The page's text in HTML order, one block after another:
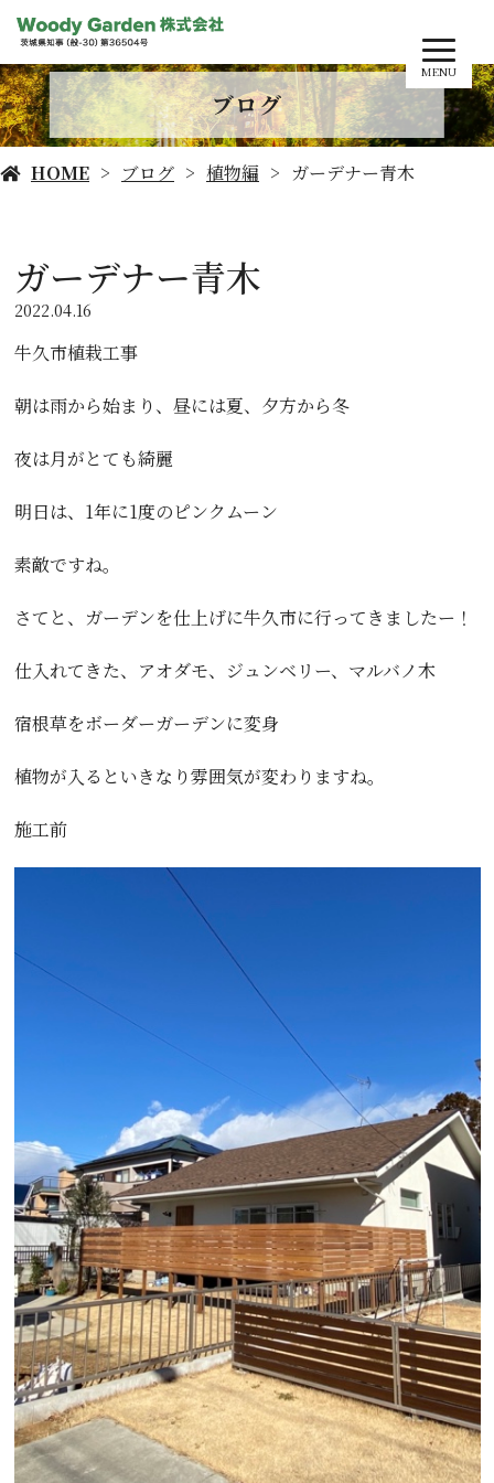
MENU
ブログ
HOME ブログ 植物編 ガーデナー青木
ガーデナー青木
2022.04.16
牛久市植栽工事
朝は雨から始まり、昼には夏、夕方から冬
夜は月がとても綺麗
明日は、1年に1度のピンクムーン
素敵ですね。
さてと、ガーデンを仕上げに牛久市に行ってきましたー！
仕入れてきた、アオダモ、ジュンベリー、マルバノ木
宿根草をボーダーガーデンに変身
植物が入るといきなり雰囲気が変わりますね。
施工前